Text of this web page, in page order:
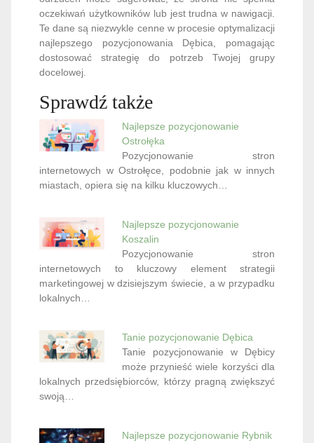
oczekiwań użytkowników lub jest trudna w nawigacji.
Te dane są niezwykle cenne w procesie optymalizacji
najlepszego pozycjonowania Dębica, pomagając
dostosować strategię do potrzeb Twojej grupy
docelowej.
Sprawdź także
Najlepsze pozycjonowanie
Ostrołęka
Pozycjonowanie stron
internetowych w Ostrołęce, podobnie jak w innych
miastach, opiera się na kilku kluczowych…
Najlepsze pozycjonowanie
Koszalin
Pozycjonowanie stron
internetowych to kluczowy element strategii
marketingowej w dzisiejszym świecie, a w przypadku
lokalnych…
Tanie pozycjonowanie Dębica
Tanie pozycjonowanie w Dębicy
może przynieść wiele korzyści dla
lokalnych przedsiębiorców, którzy pragną zwiększyć
swoją…
Najlepsze pozycjonowanie Rybnik